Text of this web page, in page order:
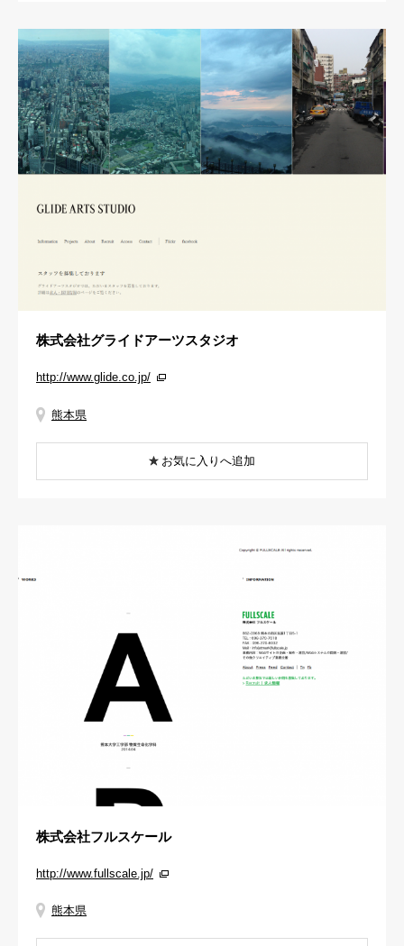
株式会社グライドアーツスタジオ
http://www.glide.co.jp/
熊本県
お気に入りへ追加
株式会社フルスケール
http://www.fullscale.jp/
熊本県